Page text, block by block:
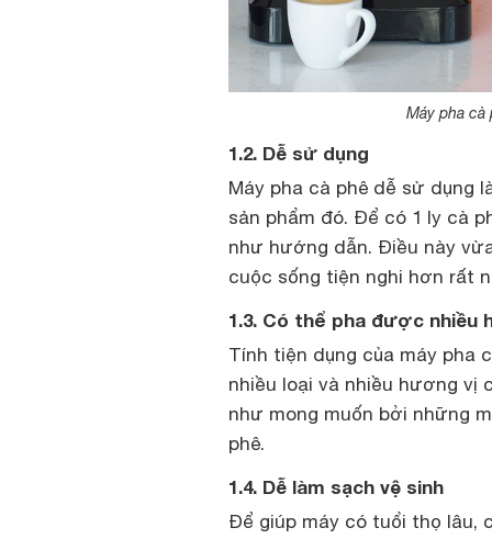
Máy pha cà
1.2. Dễ sử dụng
Máy pha cà phê dễ sử dụng
sản phẩm đó. Để có 1 ly cà
như hướng dẫn. Điều này
cuộc sống tiện nghi hơn rất
1.3. Có thể pha được nhiều
Tính tiện dụng của máy
nhiều loại và nhiều hương vị
như mong muốn bởi những
phê.
1.4. Dễ làm sạch vệ sinh
Để giúp máy có tuổi thọ lâu,